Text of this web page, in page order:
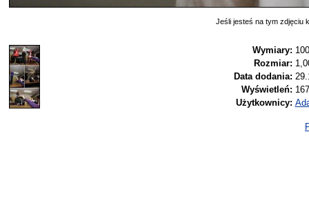
Jeśli jesteś na tym zdjęciu
Wymiary:
Rozmiar:
Data dodania:
Wyświetleń:
Użytkownicy: